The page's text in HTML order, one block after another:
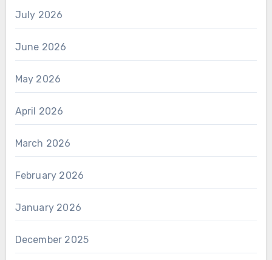
July 2026
June 2026
May 2026
April 2026
March 2026
February 2026
January 2026
December 2025